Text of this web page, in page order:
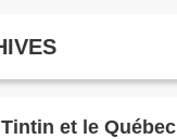
et le Québec